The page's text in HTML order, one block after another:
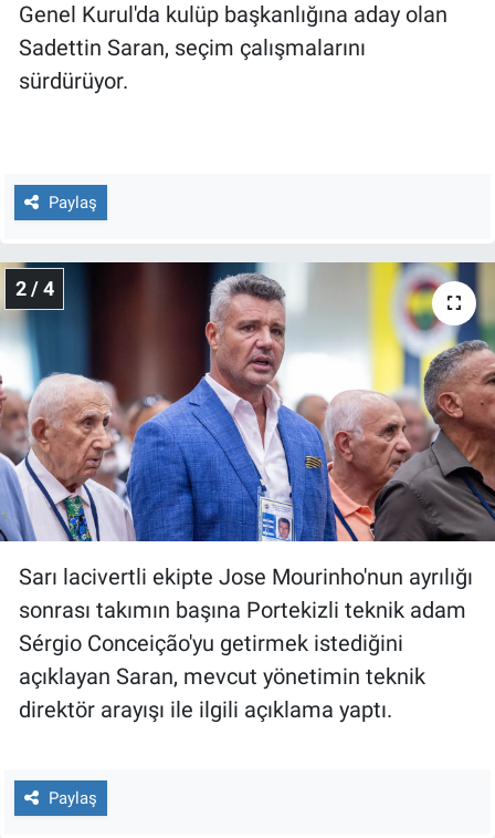
Genel Kurul'da kulüp başkanlığına aday olan
Sadettin Saran, seçim çalışmalarını
sürdürüyor.
Paylaş
2 / 4
Sarı lacivertli ekipte Jose Mourinho'nun ayrılığı
sonrası takımın başına Portekizli teknik adam
Sérgio Conceição'yu getirmek istediğini
açıklayan Saran, mevcut yönetimin teknik
direktör arayışı ile ilgili açıklama yaptı.
Paylaş
Kültür Sanat
Ne demişti
Popüler
Sağlık
Teknoloji
Türkiye'nin Geleceği
Türkiye'nin Gündemi
Yerel Gündem
Yerel Yaşam
Canlı Yayın